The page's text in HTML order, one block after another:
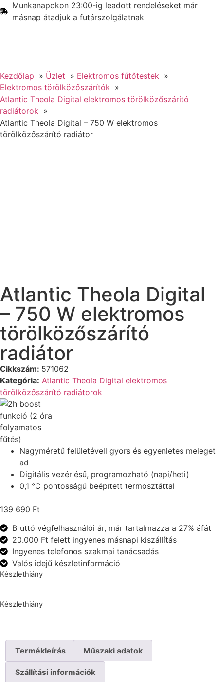
Munkanapokon 23:00-ig leadott rendeléseket már
másnap átadjuk a futárszolgálatnak
Kezdőlap Üzlet
Elektromos fűtőtestek
Elektromos törölközőszárítók
Atlantic Theola Digital elektromos törölközőszárító
radiátorok
Atlantic Theola Digital – 750 W elektromos
törölközőszárító radiátor
Atlantic Theola Digital
– 750 W elektromos
törölközőszárító
radiátor
Cikkszám: 571062
Kategória: Atlantic Theola Digital elektromos
törölközőszárító radiátorok
Nagyméretű felületévell gyors és egyenletes meleget
ad
Digitális vezérlésű, programozható (napi/heti)
0,1 °C pontosságú beépített termosztáttal
139 690 Ft
Bruttó végfelhasználói ár, már tartalmazza a 27% áfát
20.000 Ft felett ingyenes másnapi kiszállítás
Ingyenes telefonos szakmai tanácsadás
Valós idejű készletinformáció
Készlethiány
Készlethiány
Termékleírás Műszaki adatok
Szállítási információk